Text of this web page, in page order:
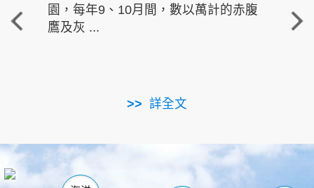
園，每年9、10月間，數以萬計的赤腹
鷹及灰 ...
詳全文
重
走進
南仁湖
海生館
恆春 佳樂水